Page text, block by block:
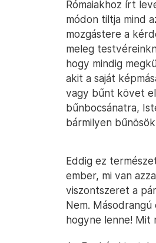
Rómaiakhoz írt
módon tiltja mind
mozgástere a
meleg
hogy mindig
akit a saját
vagy bűnt követ
bűnbocsánatra,
bármilyen
Eddig ez
ember, mi van
viszontszeret a
Nem.
hogyne lenne! Mit